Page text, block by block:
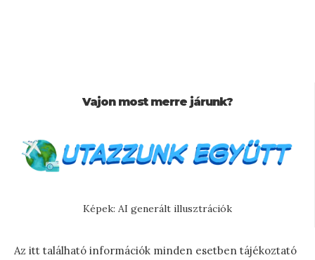
Vajon most merre járunk?
Képek: AI generált illusztrációk
Az itt található információk minden esetben tájékoztató